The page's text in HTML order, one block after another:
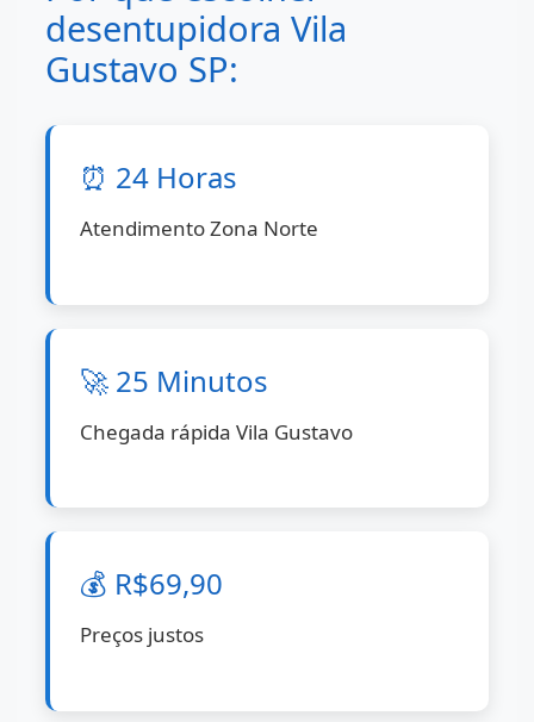
desentupidora Vila
Gustavo SP:
⏰ 24 Horas
Atendimento Zona Norte
🚀 25 Minutos
Chegada rápida Vila Gustavo
💰 R$69,90
Preços justos